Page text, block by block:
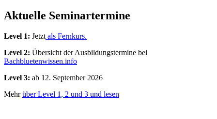
Aktuelle Seminartermine
Level 1: Jetzt als Fernkurs.
Level 2: Übersicht der Ausbildungstermine bei
Bachbluetenwissen.info
Level 3: ab 12. September 2026
Mehrüber Level 1, 2 und 3 und lesen